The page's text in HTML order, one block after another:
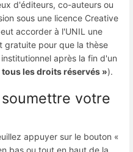
d'éditeurs, co-auteurs ou
sous une licence Creative
accorder à l'UNIL une
gratuite pour que la thèse
après la fin d'un
tous les droits réservés »).
votre
appuyer sur le bouton «